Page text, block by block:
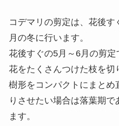
コデマリの剪定は、花後
月の冬に行います。
花後すぐの5月～6月の剪
花をたくさんつけた枝を切
樹形をコンパクトにまとめ
りさせたい場合は落葉期で
ます。